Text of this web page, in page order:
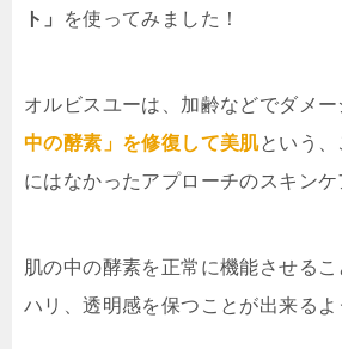
ト」
を使ってみました！
オルビスユーは、加齢などでダメー
中の酵素」を修復して美肌という、
にはなかったアプローチのスキンケ
肌の中の酵素を正常に機能させるこ
ハリ、透明感を保つことが出来るよ